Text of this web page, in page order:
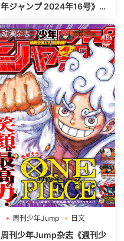
年ジャンプ 2024年16号》高
动漫杂志
周刊少年Jump
日文
週刊少年ジャンプ
周刊少年Jump杂志《週刊少